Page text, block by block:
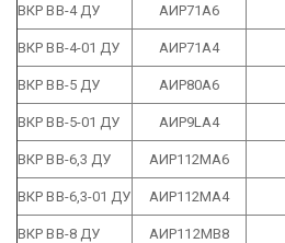
ВКР ВВ-4 ДУ
АИР71А6
ВКР ВВ-4-01 ДУ АИР71А4
ВКР ВВ-5 ДУ АИР80А6
ВКР ВВ-5-01 ДУ АИР9LA4
ВКР ВВ-6,3 ДУ АИР112МА6
ВКР ВВ-6,3-01 ДУ АИР112МА4
ВКР ВВ-8 ДУ АИР112МВ8